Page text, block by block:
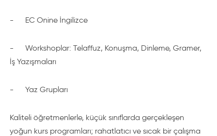
- EC Onine İngilizce
-
Workshoplar: Telaffuz, Konuşma, Dinleme, Gramer,
İş Yazışmaları
- Yaz Grupları
Kaliteli öğretmenlerle, küçük sınıflarda gerçekleşen
yoğun kurs programları; rahatlatıcı ve sıcak bir çalışma